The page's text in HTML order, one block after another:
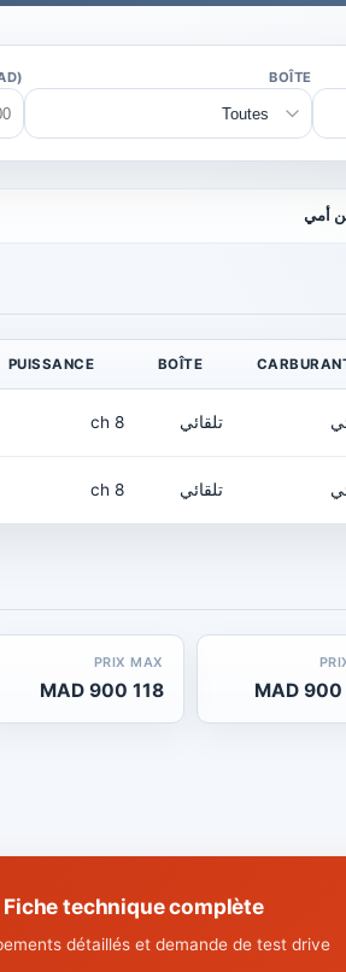
BOÎTE
BOÎTE
PUISSANCE
تلقائي 8 ch
تلقائي 8 ch
PRIX MAX
118 900 MAD
Fiche technique complète ستروين أمي
détaillés et demande de test drive.